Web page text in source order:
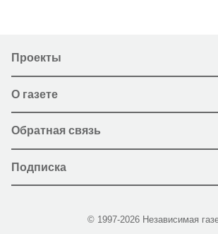
Проекты
О газете
Обратная связь
Подписка
© 1997-2026 Независимая